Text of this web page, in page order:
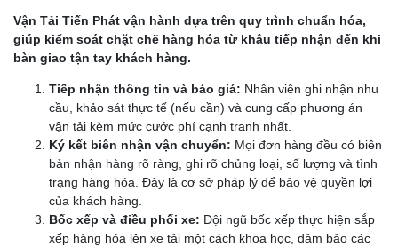
Vận Tải Tiến Phát vận hành dựa trên quy trình chuẩn hóa,
giúp kiểm soát chặt chẽ hàng hóa từ khâu tiếp nhận đến khi
bàn giao tận tay khách hàng.
Tiếp nhận thông tin và báo giá: Nhân viên ghi nhận nhu
cầu, khảo sát thực tế (nếu cần) và cung cấp phương án
vận tải kèm mức cước phí cạnh tranh nhất.
Ký kết biên nhận vận chuyển: Mọi đơn hàng đều có biên
bản nhận hàng rõ ràng, ghi rõ chủng loại, số lượng và tình
trạng hàng hóa. Đây là cơ sở pháp lý để bảo vệ quyền lợi
của khách hàng.
Bốc xếp và điều phối xe: Đội ngũ bốc xếp thực hiện sắp
xếp hàng hóa lên xe tải một cách khoa học, đảm bảo các